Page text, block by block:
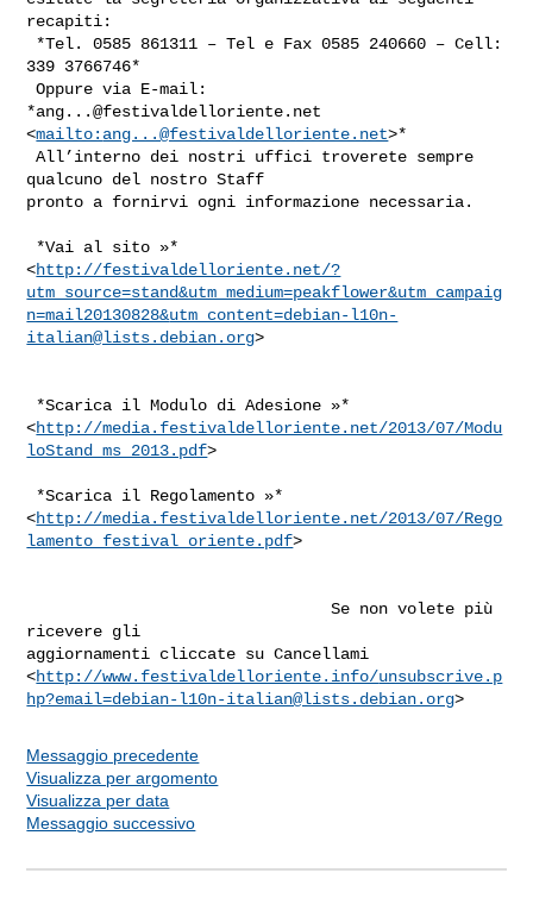
recapiti:
339 3766746*
Oppure via E-mail:
*ang...@festivaldelloriente.net
<mailto: ang...@festivaldelloriente.net>*
All’interno dei nostri uffici troverete sempre
qualcuno del nostro Staff
pronto a fornirvi ogni informazione necessaria.
<http://festivaldelloriente.net/?
utm_source=stand&utm_medium=peakflower&utm_campaig
n=mail20130828&utm_content=debian-l10n-
italian@lists.debian.org>
<http://media.festivaldelloriente.net/2013/07/Modu
loStand_ms_2013.pdf>
<http://media.festivaldelloriente.net/2013/07/Rego
lamento_festival_oriente.pdf>
                                Se non volete più
ricevere gli
aggiornamenti cliccate su Cancellami
<http://www.festivaldelloriente.info/unsubscrive.p
hp?email=debian-l10n-italian@lists.debian.org
Messaggio precedente
Visualizza per argomento
Visualizza per data
Messaggio successivo